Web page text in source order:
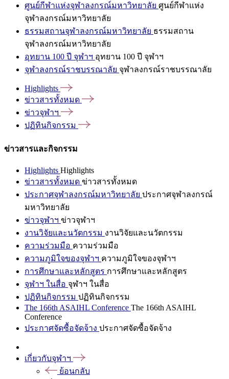
ศูนย์กีฬาแห่งจุฬาลงกรณ์มหาวิทยาลัย ศูนย์กีฬาแห่ง
จุฬาลงกรณ์มหาวิทยาลัย
ธรรมสถานจุฬาลงกรณ์มหาวิทยาลัย ธรรมสถาน
จุฬาลงกรณ์มหาวิทยาลัย
อุทยาน 100 ปี จุฬาฯ อุทยาน 100 ปี จุฬาฯ
จุฬาลงกรณ์ราชบรรณาลัย จุฬาลงกรณ์ราชบรรณาลัย
Highlights
ข่าวสารทั้งหมด
ข่าวจุฬาฯ
ปฏิทินกิจกรรม
ข่าวสารและกิจกรรม
Highlights Highlights
ข่าวสารทั้งหมด ข่าวสารทั้งหมด
ประกาศจุฬาลงกรณ์มหาวิทยาลัย ประกาศจุฬาลงกรณ์
มหาวิทยาลัย
ข่าวจุฬาฯ ข่าวจุฬาฯ
งานวิจัยและนวัตกรรม งานวิจัยและนวัตกรรม
ความร่วมมือ ความร่วมมือ
ความภูมิใจของจุฬาฯ ความภูมิใจของจุฬาฯ
การศึกษาและหลักสูตร การศึกษาและหลักสูตร
จุฬาฯ ในสื่อ จุฬาฯ ในสื่อ
ปฏิทินกิจกรรม ปฏิทินกิจกรรม
The 166th ASAIHL Conference The 166th ASAIHL
Conference
ประกาศจัดซื้อจัดจ้าง ประกาศจัดซื้อจัดจ้าง
เกี่ยวกับจุฬาฯ
ย้อนกลับ